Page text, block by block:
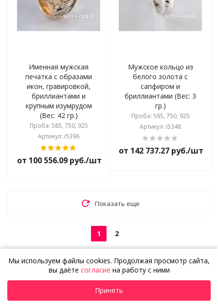
Именная мужская
печатка с образами
икон, гравировкой,
бриллиантами и
крупным изумрудом
(Вес: 42 гр.)
Проба: 585, 750, 925
Артикул: i5396
от 100 556.09 руб./шт
Мужское кольцо из
белого золота с
сапфиром и
бриллиантами (Вес: 3
гр.)
Проба: 585, 750, 925
Артикул: i5348
от 142 737.27 руб./шт
Показать еще
1 2
Не нашли То Самое?
Создайте эксклюзивное
по собственному дизайну!
Мы используем файлы cookies. Продолжая просмотр сайта,
вы даёте согласие на работу с ними
Принять